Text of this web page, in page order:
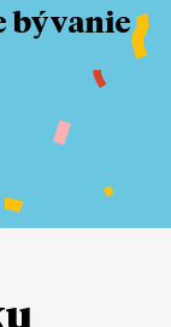
bývanie